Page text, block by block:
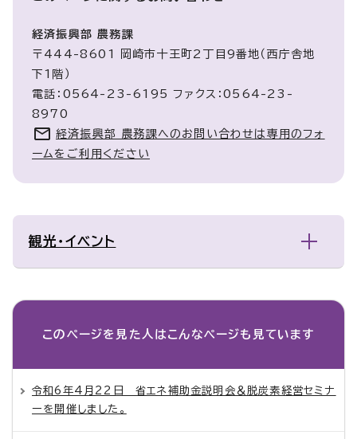
経済振興部 農務課
〒444-8601 岡崎市十王町2丁目9番地（西庁舎地
下1階）
電話：0564-23-6195 ファクス：0564-23-
8970
経済振興部 農務課へのお問い合わせは専用のフォ
ームをご利用ください
観光・イベント
このページを見た人は こんなページも見ています
令和6年4月22日 省エネ補助金説明会＆脱炭素経営セミナ
ーを開催しました。